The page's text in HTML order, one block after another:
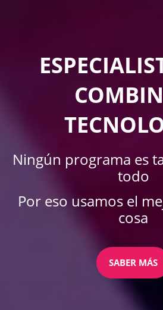
Ningún programa es
todo
Por eso usamos el
cosa
SABER MÁS